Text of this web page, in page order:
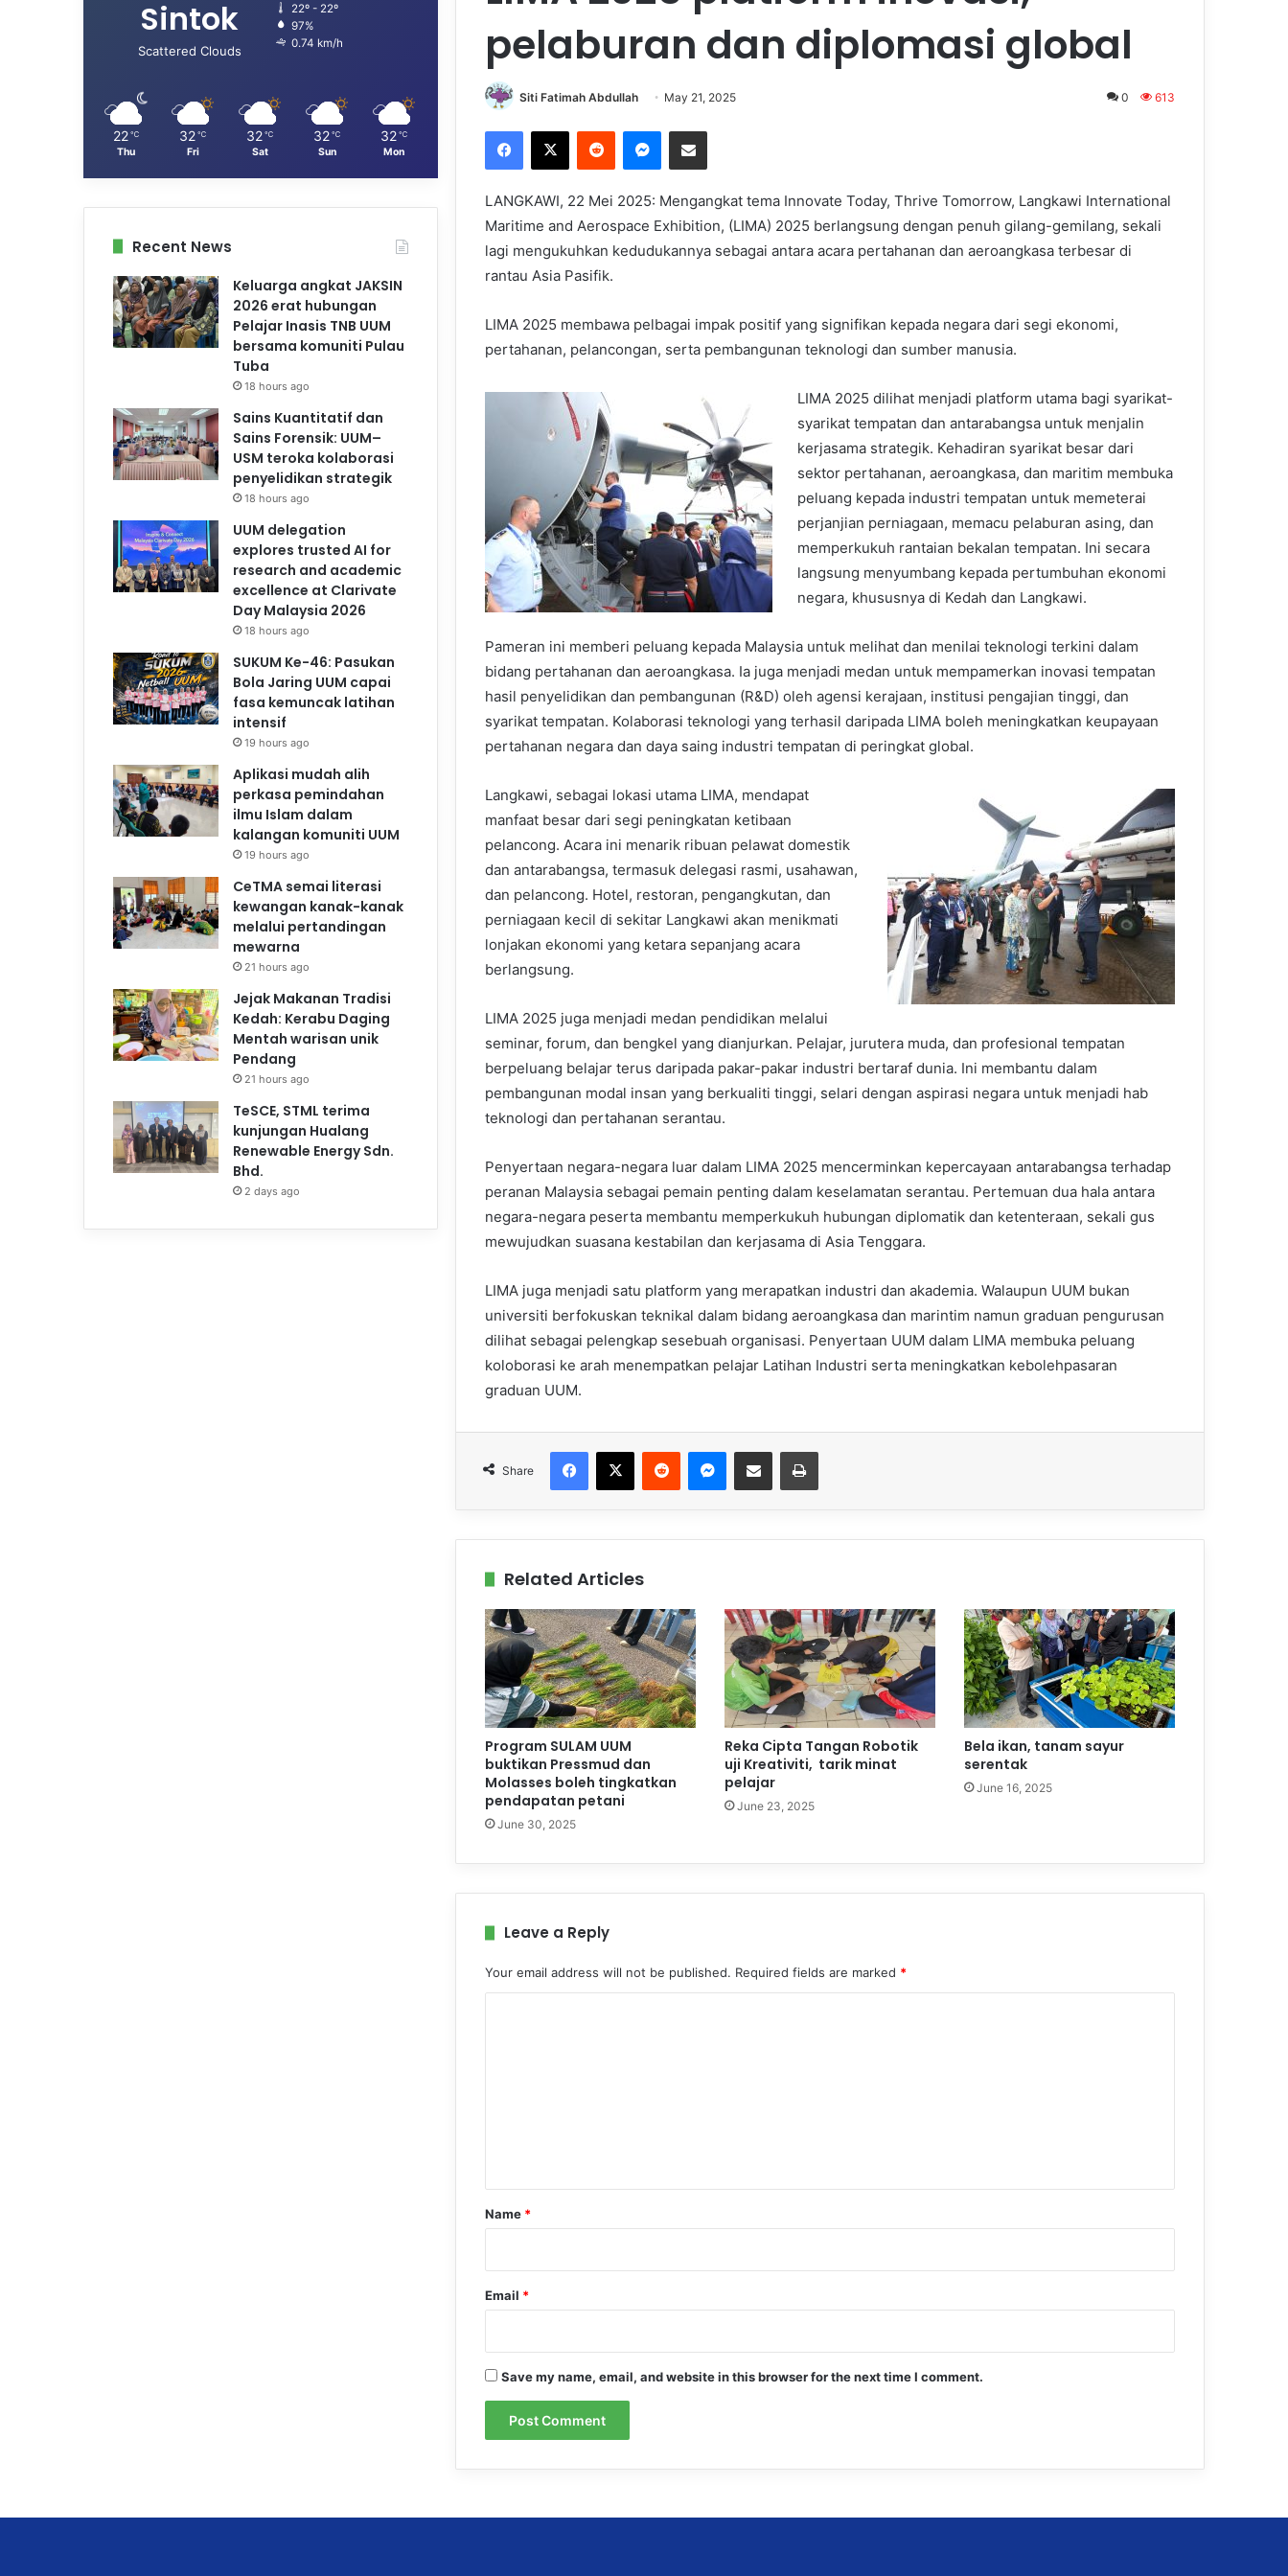
pelaburan dan diplomasi global
Siti Fatimah Abdullah May 21, 2025 0 613
LANGKAWI, 22 Mei 2025: Mengangkat tema Innovate Today, Thrive Tomorrow, Langkawi International
Maritime and Aerospace Exhibition, (LIMA) 2025 berlangsung dengan penuh gilang-gemilang, sekali
lagi mengukuhkan kedudukannya sebagai antara acara pertahanan dan aeroangkasa terbesar di
rantau Asia Pasifik.
LIMA 2025 membawa pelbagai impak positif yang signifikan kepada negara dari segi ekonomi,
pertahanan, pelancongan, serta pembangunan teknologi dan sumber manusia.
LIMA 2025 dilihat menjadi platform utama bagi syarikat-
syarikat tempatan dan antarabangsa untuk menjalin
kerjasama strategik. Kehadiran syarikat besar dari
sektor pertahanan, aeroangkasa, dan maritim membuka
peluang kepada industri tempatan untuk memeterai
perjanjian perniagaan, memacu pelaburan asing, dan
memperkukuh rantaian bekalan tempatan. Ini secara
langsung menyumbang kepada pertumbuhan ekonomi
negara, khususnya di Kedah dan Langkawi.
Pameran ini memberi peluang kepada Malaysia untuk melihat dan menilai teknologi terkini dalam
bidang pertahanan dan aeroangkasa. Ia juga menjadi medan untuk mempamerkan inovasi tempatan
hasil penyelidikan dan pembangunan (R&D) oleh agensi kerajaan, institusi pengajian tinggi, dan
syarikat tempatan. Kolaborasi teknologi yang terhasil daripada LIMA boleh meningkatkan keupayaan
pertahanan negara dan daya saing industri tempatan di peringkat global.
Langkawi, sebagai lokasi utama LIMA, mendapat
manfaat besar dari segi peningkatan ketibaan
pelancong. Acara ini menarik ribuan pelawat domestik
dan antarabangsa, termasuk delegasi rasmi, usahawan,
dan pelancong. Hotel, restoran, pengangkutan, dan
perniagaan kecil di sekitar Langkawi akan menikmati
lonjakan ekonomi yang ketara sepanjang acara
berlangsung.
LIMA 2025 juga menjadi medan pendidikan melalui
seminar, forum, dan bengkel yang dianjurkan. Pelajar, jurutera muda, dan profesional tempatan
berpeluang belajar terus daripada pakar-pakar industri bertaraf dunia. Ini membantu dalam
pembangunan modal insan yang berkualiti tinggi, selari dengan aspirasi negara untuk menjadi hab
teknologi dan pertahanan serantau.
Penyertaan negara-negara luar dalam LIMA 2025 mencerminkan kepercayaan antarabangsa terhadap
peranan Malaysia sebagai pemain penting dalam keselamatan serantau. Pertemuan dua hala antara
negara-negara peserta membantu memperkukuh hubungan diplomatik dan ketenteraan, sekali gus
mewujudkan suasana kestabilan dan kerjasama di Asia Tenggara.
LIMA juga menjadi satu platform yang merapatkan industri dan akademia. Walaupun UUM bukan
universiti berfokuskan teknikal dalam bidang aeroangkasa dan marintim namun graduan pengurusan
dilihat sebagai pelengkap sesebuah organisasi. Penyertaan UUM dalam LIMA membuka peluang
koloborasi ke arah menempatkan pelajar Latihan Industri serta meningkatkan kebolehpasaran
graduan UUM.
Share
Related Articles
Program SULAM UUM
buktikan Pressmud dan
Molasses boleh tingkatkan
pendapatan petani
June 30, 2025
Reka Cipta Tangan Robotik
uji Kreativiti, tarik minat
pelajar
June 23, 2025
Bela ikan, tanam sayur
serentak
June 16, 2025
Leave a Reply
Your email address will not be published. Required fields are marked *
*
Name *
Email *
Save my name, email, and website in this browser for the next time I comment.
Sintok
Scattered Clouds
22º - 22º
97%
0.74 km/h
22 ℃
Thu
32 ℃
Fri
32 ℃
Sat
32 ℃
Sun
32 ℃
Mon
Recent News
Keluarga angkat JAKSIN
2026 erat hubungan
Pelajar Inasis TNB UUM
bersama komuniti Pulau
Tuba
18 hours ago
Sains Kuantitatif dan
Sains Forensik: UUM–
USM teroka kolaborasi
penyelidikan strategik
18 hours ago
UUM delegation
explores trusted AI for
research and academic
excellence at Clarivate
Day Malaysia 2026
18 hours ago
SUKUM Ke-46: Pasukan
Bola Jaring UUM capai
fasa kemuncak latihan
intensif
19 hours ago
Aplikasi mudah alih
perkasa pemindahan
ilmu Islam dalam
kalangan komuniti UUM
19 hours ago
CeTMA semai literasi
kewangan kanak-kanak
melalui pertandingan
mewarna
21 hours ago
Jejak Makanan Tradisi
Kedah: Kerabu Daging
Mentah warisan unik
Pendang
21 hours ago
TeSCE, STML terima
kunjungan Hualang
Renewable Energy Sdn.
Bhd.
2 days ago